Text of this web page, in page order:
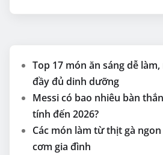
Top 17 món ăn sáng dễ
đầy đủ dinh dưỡng
Messi có bao nhiêu bàn
tính đến 2026?
Các món làm từ thịt gà
cơm gia đình